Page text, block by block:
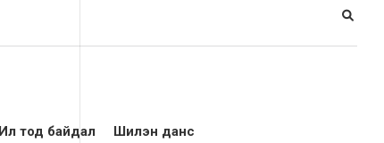
Ил тод байдал Шилэн данс